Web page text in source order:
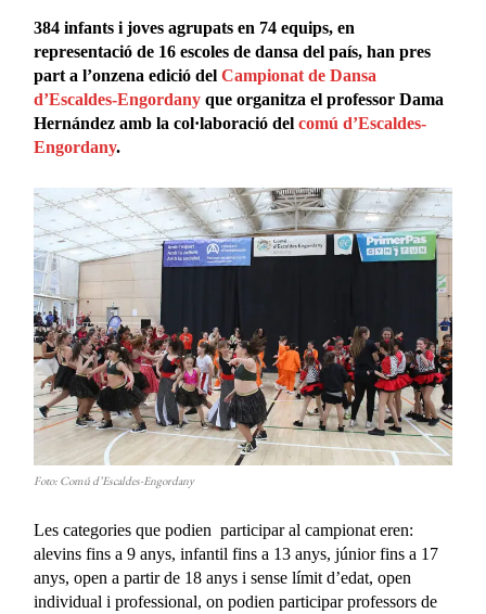
384 infants i joves agrupats en 74 equips, en
representació de 16 escoles de dansa del país, han pres
part a l’onzena edició delCampionat de Dansa
d’Escaldes-Engordany que organitza el professor Dama
Hernández amb la col·laboració delcomú d’Escaldes-
Engordany.
Foto: Comú d’Escaldes-Engordany
Les categories que podien participar al campionat eren:
alevins fins a 9 anys, infantil fins a 13 anys, júnior fins a 17
anys, open a partir de 18 anys i sense límit d’edat, open
individual i professional, on podien participar professors de